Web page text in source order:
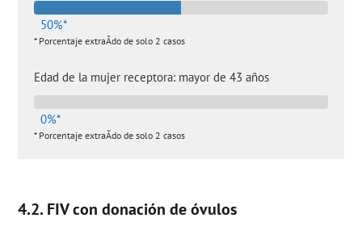
50%*
* Porcentaje extraÃ­do de solo 2 casos
Edad de la mujer receptora: mayor de 43 años
0%*
* Porcentaje extraÃ­do de solo 2 casos
FIV con donación de óvulos